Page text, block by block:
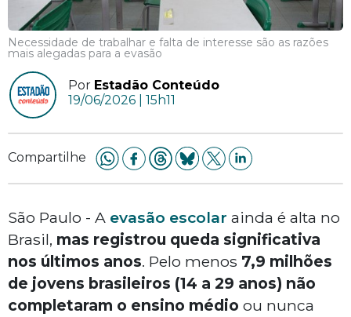
Necessidade de trabalhar e falta de interesse são as razões
mais alegadas para a evasão
Por Estadão Conteúdo
19/06/2026 | 15h11
Compartilhe
São Paulo - A evasão escolar ainda é alta no
Brasil, mas registrou queda significativa
nos últimos anos. Pelo menos 7,9 milhões
de jovens brasileiros (14 a 29 anos) não
completaram o ensino médio ou nunca